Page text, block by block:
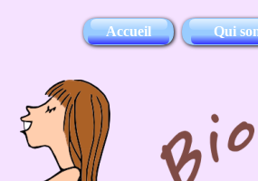
Qui
Accueil